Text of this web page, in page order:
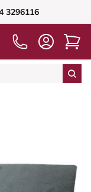
3296116